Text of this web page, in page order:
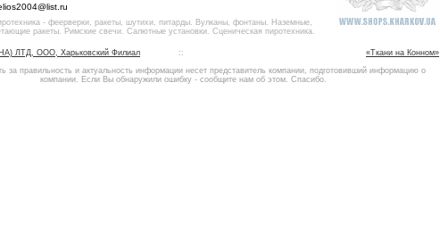
- феерверки, ракеты, шутихи, питарды. Вулканы, фонтаны. Наземные,
ракеты. Римские свечи. Салютные установки. Сценическая пиротехника.
ЛТД, ООО, Харьковский Филиал ::
«Ткани на Конном»
за правильность и актуальность информации несет представитель компании, подготовивший информацию о
компании. Если Вы обнаружили ошибку - сообщите нам об этом. Спасибо.